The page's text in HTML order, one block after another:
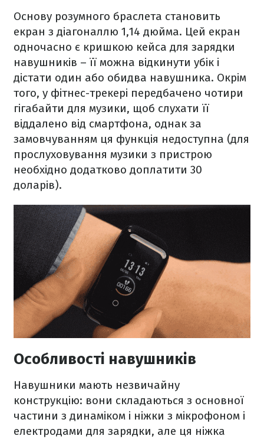
Основу розумного браслета становить
екран з діагоналлю 1,14 дюйма. Цей екран
одночасно є кришкою кейса для зарядки
навушників – її можна відкинути убік і
дістати один або обидва навушника. Окрім
того, у фітнес-трекері передбачено чотири
гігабайти для музики, щоб слухати її
віддалено від смартфона, однак за
замовчуванням ця функція недоступна (для
прослуховування музики з пристрою
необхідно додатково доплатити 30
доларів).
Особливості навушників
Навушники мають незвичайну
конструкцію: вони складаються з основної
частини з динаміком і ніжки з мікрофоном і
електродами для зарядки, але ця ніжка